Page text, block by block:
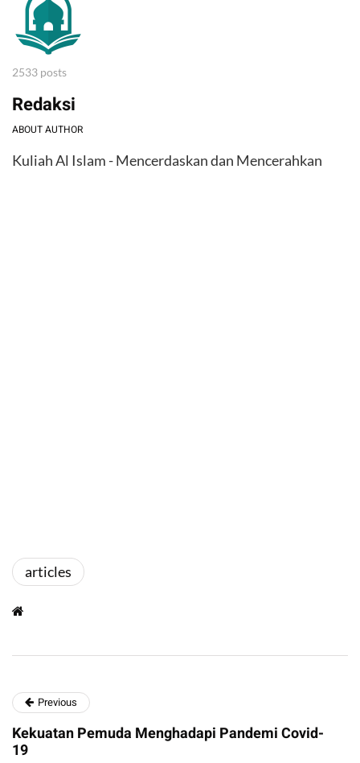
2533 posts
Redaksi
ABOUT AUTHOR
Kuliah Al Islam - Mencerdaskan dan Mencerahkan
articles
Previous
Kekuatan Pemuda Menghadapi Pandemi Covid-
19